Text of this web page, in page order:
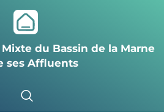
du Bassin de la Marne
ses Affluents